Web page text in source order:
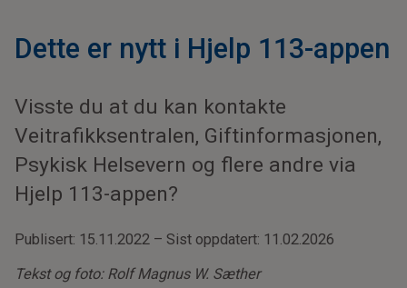
Dette er nytt i Hjelp 113-appen
Visste du at du kan kontakte
Veitrafikksentralen, Giftinformasjonen,
Psykisk Helsevern og flere andre via
Hjelp 113-appen?
Publisert: 15.11.2022 – Sist oppdatert: 11.02.2026
Tekst og foto: Rolf Magnus W. Sæther